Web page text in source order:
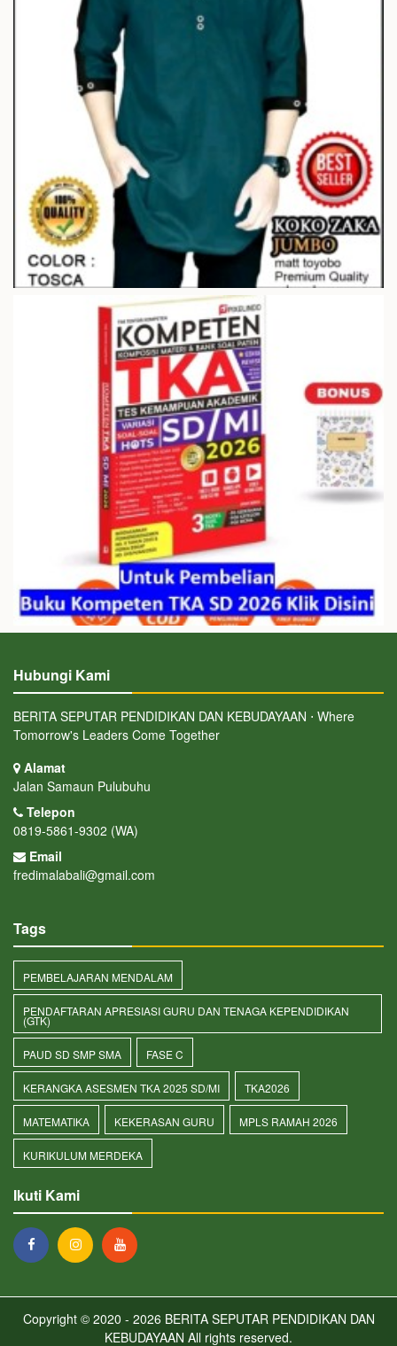
Hubungi Kami
BERITA SEPUTAR PENDIDIKAN DAN KEBUDAYAAN ⋅ Where
Tomorrow's Leaders Come Together
Alamat
Jalan Samaun Pulubuhu
Telepon
0819-5861-9302 (WA)
Email
fredimalabali@gmail.com
Tags
PEMBELAJARAN MENDALAM
PENDAFTARAN APRESIASI GURU DAN TENAGA KEPENDIDIKAN
(GTK)
PAUD SD SMP SMA FASE C
KERANGKA ASESMEN TKA 2025 SD/MI TKA2026
MATEMATIKA KEKERASAN GURU MPLS RAMAH 2026
KURIKULUM MERDEKA
Ikuti Kami
Copyright © 2020 - 2026 BERITA SEPUTAR PENDIDIKAN DAN
KEBUDAYAAN All rights reserved.